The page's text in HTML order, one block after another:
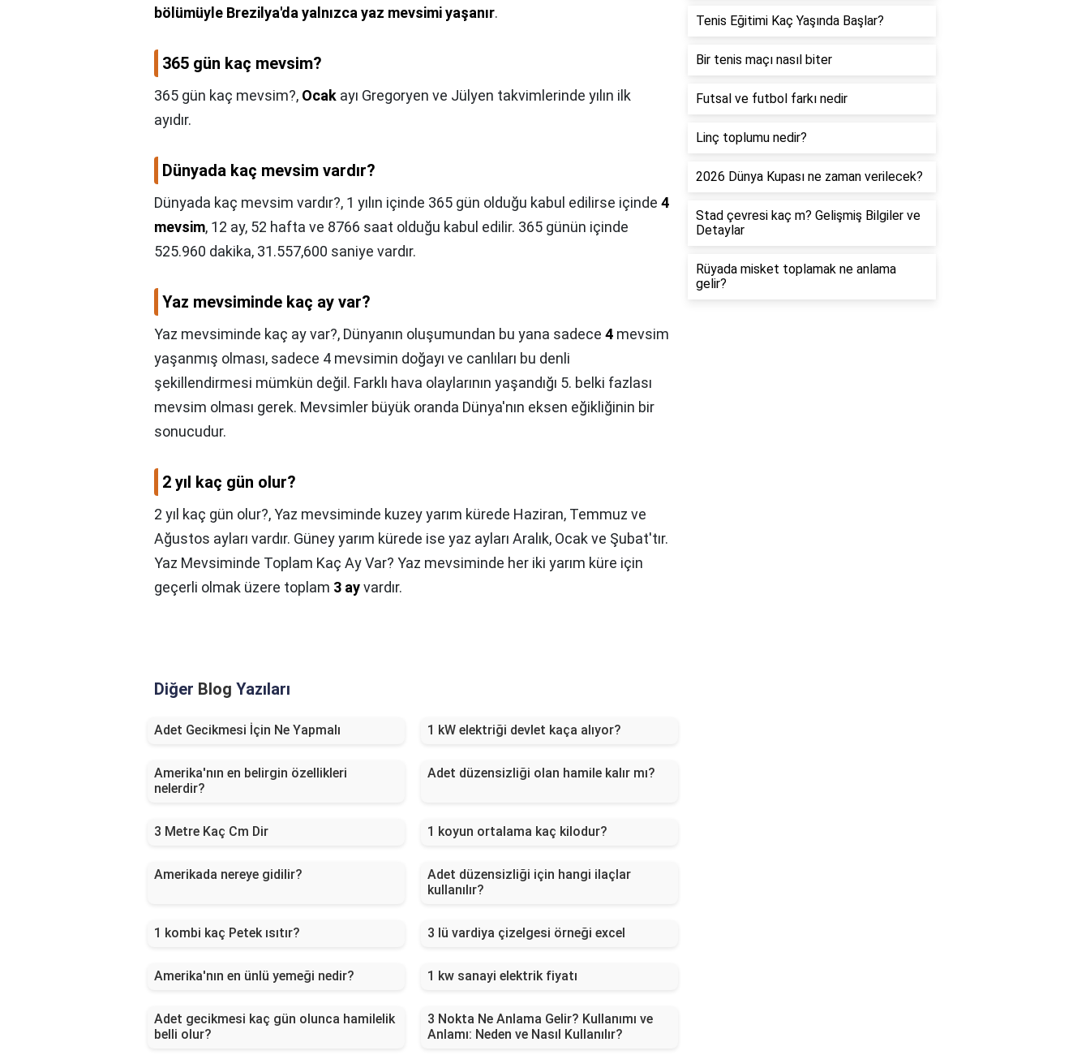
bölümüyle Brezilya'da yalnızca yaz mevsimi yaşanır.
365 gün kaç mevsim?
365 gün kaç mevsim?, Ocak ayı Gregoryen ve Jülyen takvimlerinde yılın ilk
ayıdır.
Dünyada kaç mevsim vardır?
Dünyada kaç mevsim vardır?, 1 yılın içinde 365 gün olduğu kabul edilirse içinde 4
mevsim, 12 ay, 52 hafta ve 8766 saat olduğu kabul edilir. 365 günün içinde
525.960 dakika, 31.557,600 saniye vardır.
Yaz mevsiminde kaç ay var?
Yaz mevsiminde kaç ay var?, Dünyanın oluşumundan bu yana sadece 4 mevsim
yaşanmış olması, sadece 4 mevsimin doğayı ve canlıları bu denli
şekillendirmesi mümkün değil. Farklı hava olaylarının yaşandığı 5. belki fazlası
mevsim olması gerek. Mevsimler büyük oranda Dünya'nın eksen eğikliğinin bir
sonucudur.
2 yıl kaç gün olur?
2 yıl kaç gün olur?,Yaz mevsiminde kuzey yarım kürede Haziran, Temmuz ve
Ağustos ayları vardır. Güney yarım kürede ise yaz ayları Aralık, Ocak ve Şubat'tır.
Yaz Mevsiminde Toplam Kaç Ay Var? Yaz mevsiminde her iki yarım küre için
geçerli olmak üzere toplam 3 ayvardır.
Diğer Blog Yazıları
Adet Gecikmesi İçin Ne Yapmalı 1 kW elektriği devlet kaça alıyor?
Amerika'nın en belirgin özellikleri
nelerdir?
Adet düzensizliği olan hamile kalır mı?
3 Metre Kaç Cm Dir 1 koyun ortalama kaç kilodur?
Amerikada nereye gidilir?
Adet düzensizliği için hangi ilaçlar
kullanılır?
1 kombi kaç Petek ısıtır? 3 lü vardiya çizelgesi örneği excel
Amerika'nın en ünlü yemeği nedir? 1 kw sanayi elektrik fiyatı
Adet gecikmesi kaç gün olunca hamilelik
belli olur?
3 Nokta Ne Anlama Gelir? Kullanımı ve
Anlamı: Neden ve Nasıl Kullanılır?
Tenis Eğitimi Kaç Yaşında Başlar?
Bir tenis maçı nasıl biter
Futsal ve futbol farkı nedir
Linç toplumu nedir?
2026 Dünya Kupası ne zaman verilecek?
Stad çevresi kaç m? Gelişmiş Bilgiler ve
Detaylar
Rüyada misket toplamak ne anlama
gelir?